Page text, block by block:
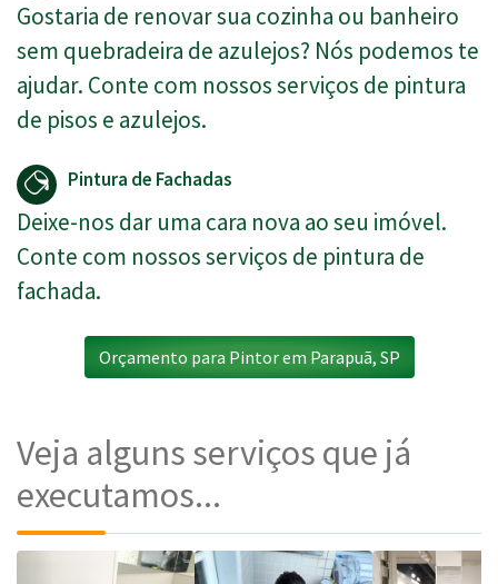
Gostaria de renovar sua cozinha ou banheiro
sem quebradeira de azulejos? Nós podemos te
ajudar. Conte com nossos serviços de pintura
de pisos e azulejos.
Pintura de Fachadas
Deixe-nos dar uma cara nova ao seu imóvel.
Conte com nossos serviços de pintura de
fachada.
Orçamento para Pintor em Parapuã, SP
Veja alguns serviços que já
executamos...